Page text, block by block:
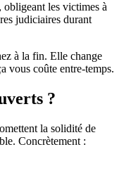
obligeant les victimes à
judiciaires durant
à la fin. Elle change
vous coûte entre-temps.
?
la solidité de
Concrètement :